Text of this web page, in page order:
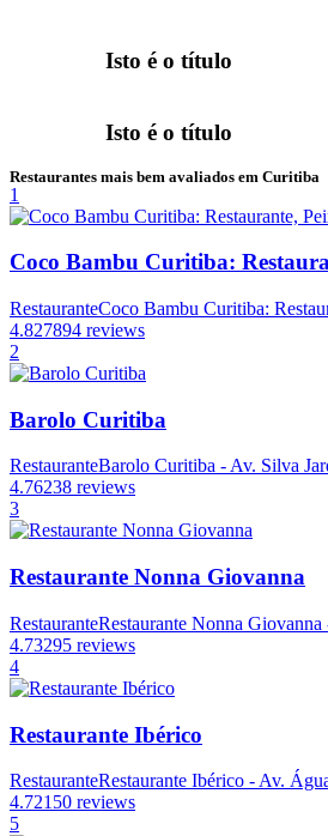
Isto é o título
Isto é o título
Restaurantes mais bem avaliados em Curitiba
1
Coco Bambu Curitiba:
RestauranteCoco Bambu Curitiba:
4.827894 reviews
2
Barolo Curitiba
RestauranteBarolo Curitiba - Av. Silva
4.76238 reviews
3
Restaurante Nonna Giovanna
RestauranteRestaurante Nonna
4.73295 reviews
4
Restaurante Ibérico
RestauranteRestaurante Ibérico - Av.
4.72150 reviews
5